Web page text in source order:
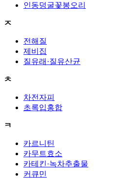
인동덩굴꽃봉오리
ㅈ
전해질
제비집
질유래·질유산균
ㅊ
차전자피
초록입홍합
ㅋ
카르니틴
카무트효소
카테킨·녹차추출물
커큐민